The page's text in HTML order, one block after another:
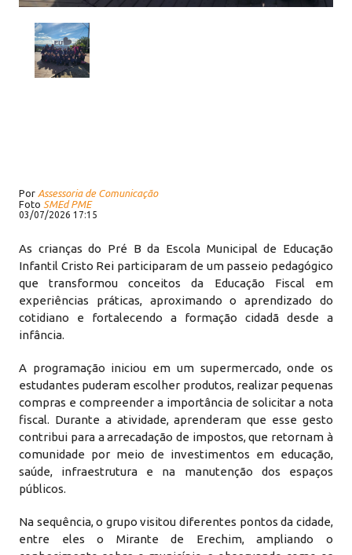
Por Assessoria de Comunicação
Foto SMEd PME
03/07/2026 17:15
As crianças do Pré B da Escola Municipal de Educação
Infantil Cristo Rei participaram de um passeio pedagógico
que transformou conceitos da Educação Fiscal em
experiências práticas, aproximando o aprendizado do
cotidiano e fortalecendo a formação cidadã desde a
infância.
A programação iniciou em um supermercado, onde os
estudantes puderam escolher produtos, realizar pequenas
compras e compreender a importância de solicitar a nota
fiscal. Durante a atividade, aprenderam que esse gesto
contribui para a arrecadação de impostos, que retornam à
comunidade por meio de investimentos em educação,
saúde, infraestrutura e na manutenção dos espaços
públicos.
Na sequência, o grupo visitou diferentes pontos da cidade,
entre eles o Mirante de Erechim, ampliando o